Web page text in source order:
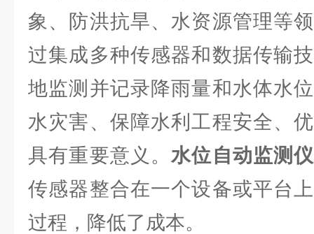
象、防洪抗旱、水资源管理等
过集成多种传感器和数据传输
地监测并记录降雨量和水体水
水灾害、保障水利工程安全、
具有重要意义。水位自动监测仪
传感器整合在一个设备或平台
过程，降低了成本。